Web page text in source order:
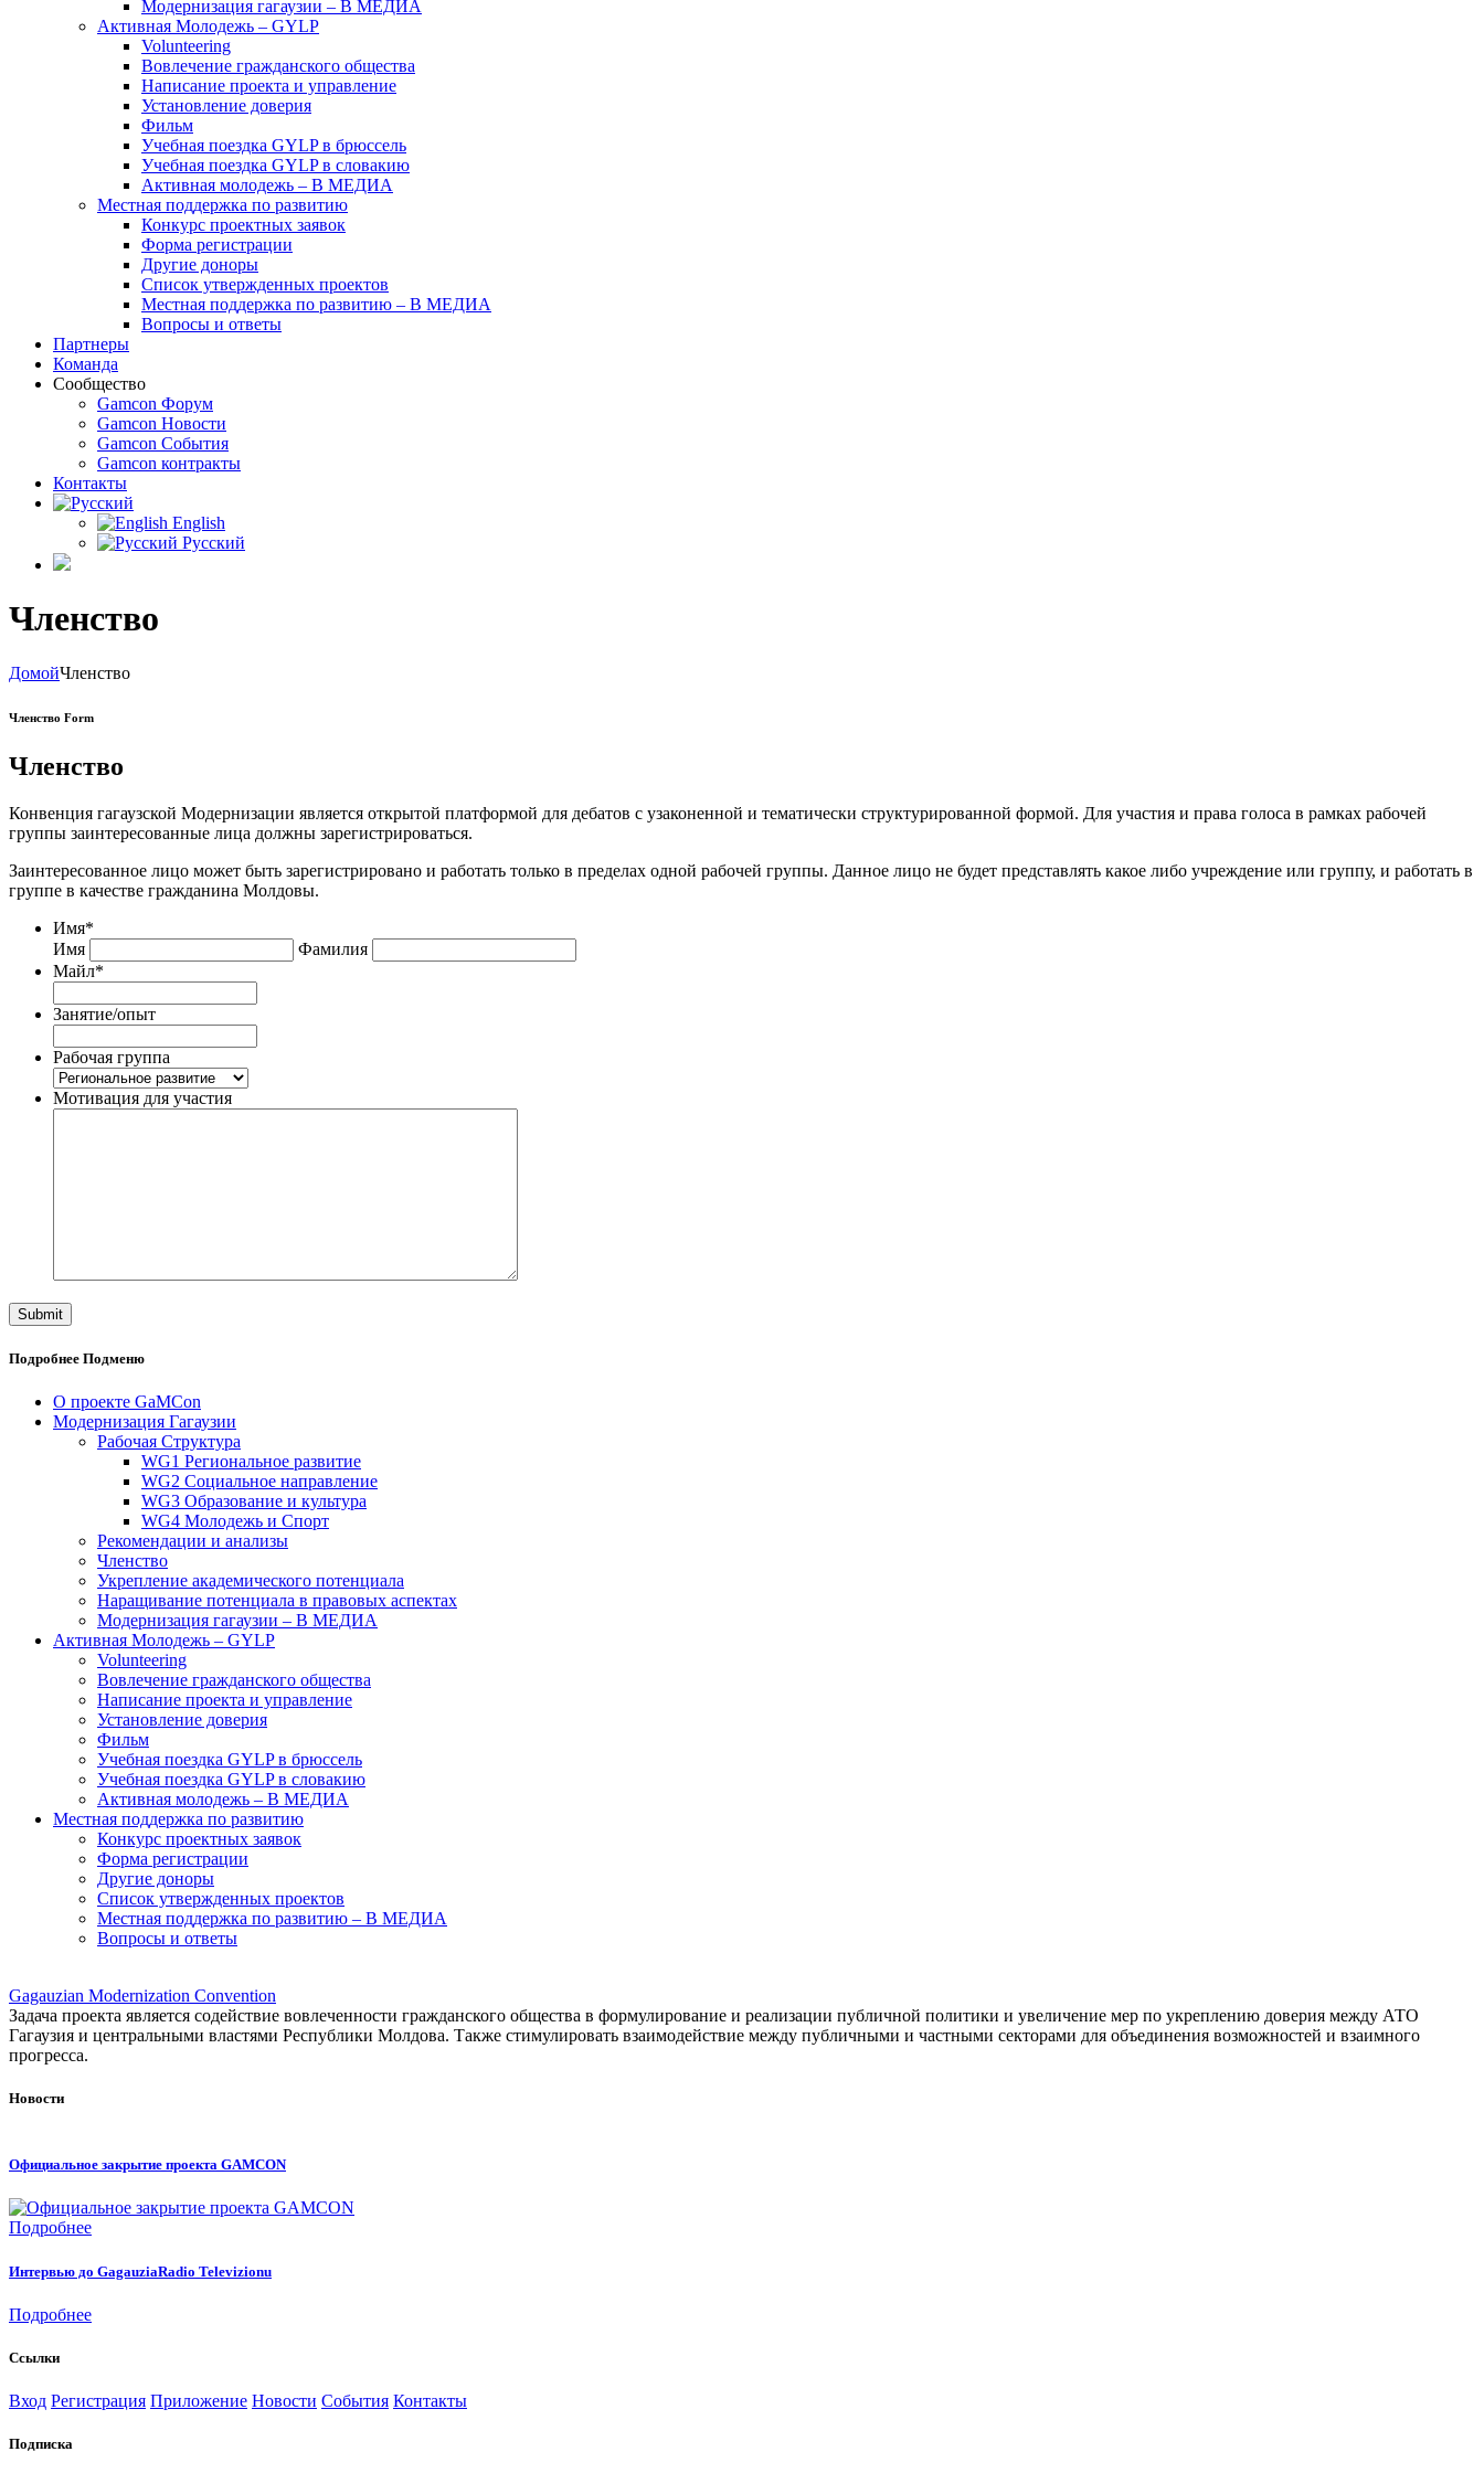
Модернизация гагаузии – В МЕДИА
Активная Молодежь – GYLP
Volunteering
Вовлечение гражданского общества
Написание проекта и управление
Установление доверия
Фильм
Учебная поездка GYLP в брюссель
Учебная поездка GYLP в словакию
Активная молодежь – В МЕДИА
Местная поддержка по развитию
Конкурс проектных заявок
Форма регистрации
Другие доноры
Список утвержденных проектов
Местная поддержка по развитию – В МЕДИА
Вопросы и ответы
Партнеры
Команда
Сообщество
Gamcon Форум
Gamcon Новости
Gamcon События
Gamcon контракты
Контакты
English
Русский
Членство
ДомойЧленство
Членство Form
Членство
Конвенция гагаузской Модернизации является открытой платформой для дебатов с узаконенной и тематически структурированной формой. Для участия и права голоса в рамках рабочей
группы заинтересованные лица должны зарегистрироваться.
Заинтересованное лицо может быть зарегистрировано и работать только в пределах одной рабочей группы. Данное лицо не будет представлять какое либо учреждение или группу, и работать в
группе в качестве гражданина Молдовы.
Имя*
Имя
Фамилия
Майл*
Занятие/опыт
Рабочая группа
Мотивация для участия
Подробнее Подменю
О проекте GaMCon
Модернизация Гагаузии
Рабочая Структура
WG1 Региональное развитие
WG2 Социальное направление
WG3 Образование и культура
WG4 Молодежь и Спорт
Рекомендации и анализы
Членство
Укрепление академического потенциала
Наращивание потенциала в правовых аспектах
Модернизация гагаузии – В МЕДИА
Активная Молодежь – GYLP
Volunteering
Вовлечение гражданского общества
Написание проекта и управление
Установление доверия
Фильм
Учебная поездка GYLP в брюссель
Учебная поездка GYLP в словакию
Активная молодежь – В МЕДИА
Местная поддержка по развитию
Конкурс проектных заявок
Форма регистрации
Другие доноры
Список утвержденных проектов
Местная поддержка по развитию – В МЕДИА
Вопросы и ответы
Gagauzian Modernization Convention
Задача проекта является содействие вовлеченности гражданского общества в формулирование и реализации публичной политики и увеличение мер по укреплению доверия между АТО
Гагаузия и центральными властями Республики Молдова. Также стимулировать взаимодействие между публичными и частными секторами для объединения возможностей и взаимного
прогресса.
Новости
Официальное закрытие проекта GAMCON
Подробнее
Интервью до GagauziaRadio Televizionu
Подробнее
Ссылки
Вход Регистрация Приложение Новости События Контакты
Подписка